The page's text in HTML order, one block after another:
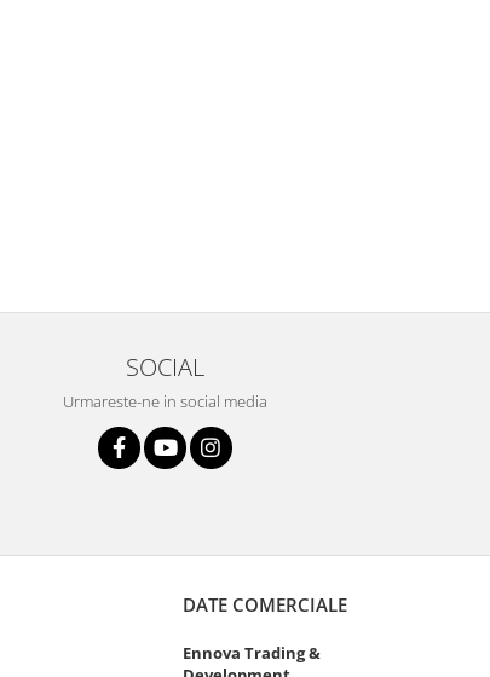
SOCIAL
Urmareste-ne in social media
DATE COMERCIALE
Ennova Trading &